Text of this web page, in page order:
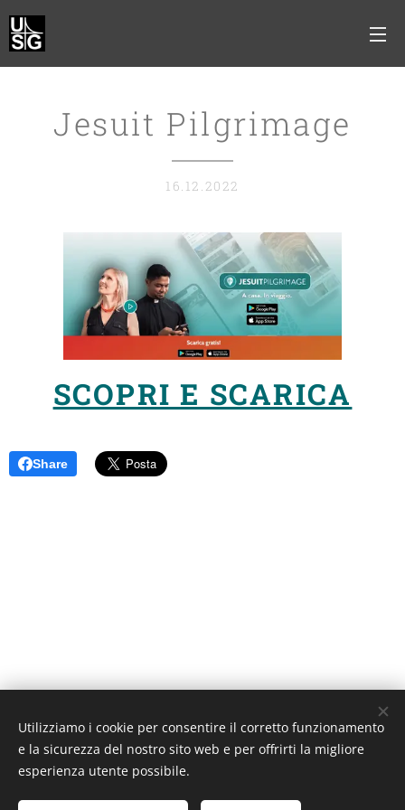
Jesuit Pilgrimage
16.12.2022
SCOPRI E SCARICA
Share
Unione Superiori Generali - Via dei Penitenzieri 19 -00193 ROMA
Cookies
Lingue
Utilizziamo i cookie per consentire il corretto funzionamento
e la sicurezza del nostro sito web e per offrirti la migliore
esperienza utente possibile.